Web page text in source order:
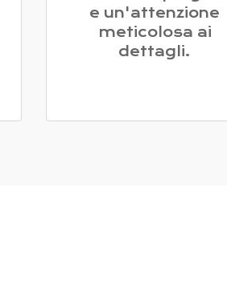
e un'attenzione
meticolosa ai
dettagli.